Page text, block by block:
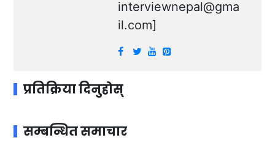
interviewnepal@gma
il.com]
प्रतिक्रिया दिनुहोस्
सम्बन्धित समाचार